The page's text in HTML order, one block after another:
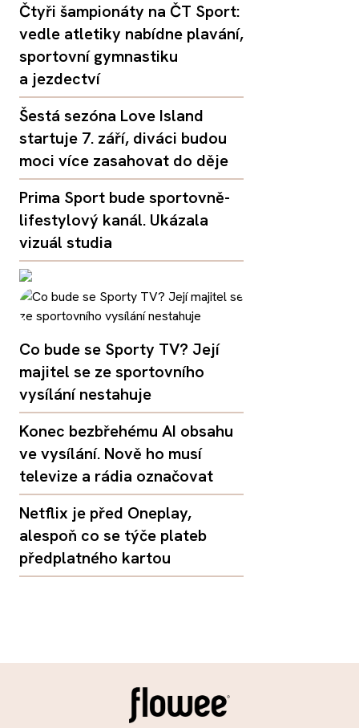
Čtyři šampionáty na ČT Sport:
vedle atletiky nabídne plavání,
sportovní gymnastiku
a jezdectví
Šestá sezóna Love Island
startuje 7. září, diváci budou
moci více zasahovat do děje
Prima Sport bude sportovně-
lifestylový kanál. Ukázala
vizuál studia
Co bude se Sporty TV? Její
majitel se ze sportovního
vysílání nestahuje
Konec bezbřehému AI obsahu
ve vysílání. Nově ho musí
televize a rádia označovat
Netflix je před Oneplay,
alespoň co se týče plateb
předplatného kartou